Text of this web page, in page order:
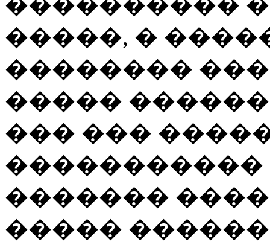
�����, �
��������
�����
��� ���
�����������
�������
�����